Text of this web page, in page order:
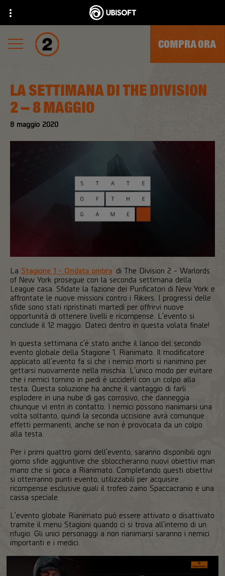
COMPRA ORA
8 maggio 2020
LA SETTIMANA DI THE DIVISION
2 – 8 MAGGIO
La Stagione 1 - Ondata ombra di The Division 2 - Warlords
of New York prosegue con la seconda settimana della
League casa. Sfidate la fazione dei Purificatori di New York e
affrontate le nuove missioni contro i Rikers. I progressi delle
sfide sono stati ripristinati martedì per offrirvi nuove
opportunità di ottenere livelli e ricompense. L'evento si
conclude il 12 maggio. Dateci dentro in questa volata finale!
In questa settimana c'è stato anche il lancio del secondo
evento globale della Stagione 1, Rianimato. Il modificatore
applicato all'evento fa sì che i nemici morti si rianimino per
gettarsi nuovamente nella mischia. L'unico modo per evitare
che i nemici tornino in piedi è ucciderli con un colpo alla
testa. Questa soluzione ha anche il vantaggio di farli
esplodere in una nube di gas corrosivo, che danneggia
chiunque vi entri in contatto. I nemici possono rianimarsi una
volta soltanto, quindi la seconda uccisione avrà comunque
effetti permanenti, anche se non è provocata da un colpo
alla testa.
Per i primi quattro giorni dell'evento, saranno disponibili ogni
giorno sfide aggiuntive che sbloccheranno nuovi obiettivi man
mano che si gioca a Rianimato. Completando questi obiettivi
si otterranno punti evento, utilizzabili per acquisire
ricompense esclusive quali il trofeo zaino Spaccacranio e una
cassa speciale.
L'evento globale Rianimato può essere attivato o disattivato
tramite il menu Stagioni quando ci si trova all'interno di un
rifugio. Gli unici personaggi a non rianimarsi saranno i nemici
importanti e i medici.